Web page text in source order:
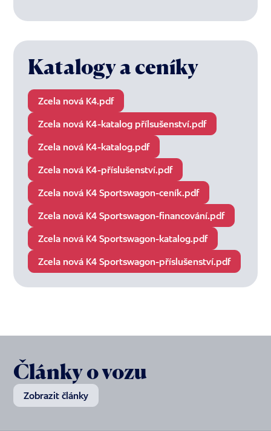
Katalogy a ceníky
Zcela nová K4.pdf
Zcela nová K4-katalog přílsušenství.pdf
Zcela nová K4-katalog.pdf
Zcela nová K4-příslušenství.pdf
Zcela nová K4 Sportswagon-ceník.pdf
Zcela nová K4 Sportswagon-financování.pdf
Zcela nová K4 Sportswagon-katalog.pdf
Zcela nová K4 Sportswagon-příslušenství.pdf
Články o vozu
Zobrazit články